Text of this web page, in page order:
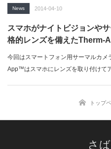
News 2014-04-10
スマホがナイトビジョンや
格的レンズを備えたTherm-
今回はスマートフォン用サーマルカ
App™はスマホにレンズを取り付けて
トップ